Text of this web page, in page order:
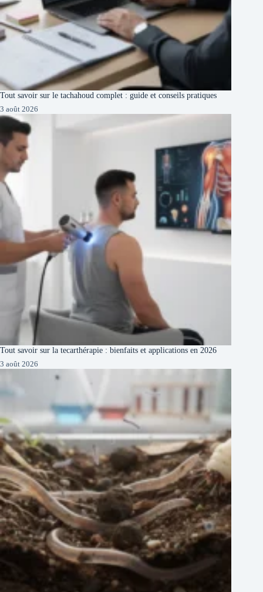
Tout savoir sur le tachahoud complet : guide et conseils pratiques
3 août 2026
Tout savoir sur la tecarthérapie : bienfaits et applications en 2026
3 août 2026